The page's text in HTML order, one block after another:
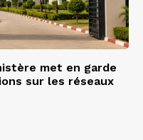
met en garde
sur les réseaux